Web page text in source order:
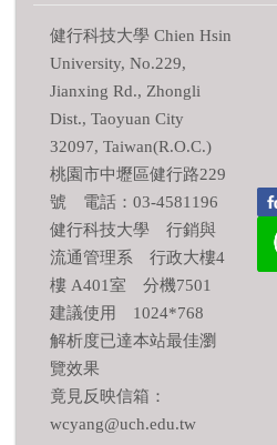
健行科技大學 Chien Hsin
University, No.229,
Jianxing Rd., Zhongli
Dist., Taoyuan City
32097, Taiwan(R.O.C.)
桃園市中壢區健行路229
號 電話：03-4581196
健行科技大學 行銷與
流通管理系 行政大樓4
樓 A401室 分機7501
建議使用 1024*768
解析度已達本站最佳瀏
覽效果
竟見反映信箱：
wcyang@uch.edu.tw